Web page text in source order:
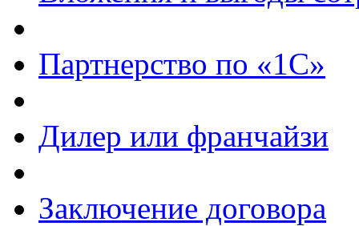
Партнерство по «1С»
Дилер или франчайзи
Заключение договора